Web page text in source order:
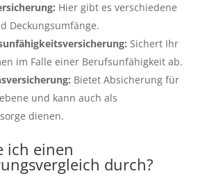
Hier gibt es verschiedene
Deckungsumfänge.
Sichert Ihr
im Falle einer Berufsunfähigkeit ab.
Bietet Absicherung für
und kann auch als
dienen.
ich einen
durch?